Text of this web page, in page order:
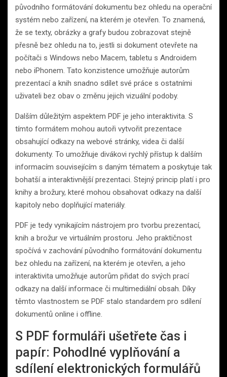
původního formátování dokumentu bez ohledu na operační
systém nebo zařízení, na kterém je otevřen. To znamená,
že se texty, obrázky a grafy budou zobrazovat stejně
přesně bez ohledu na to, jestli si dokument otevřete na
počítači s Windows nebo Macem, tabletu s Androidem
nebo iPhonem. Tato konzistence umožňuje autorům
prezentací a knih snadno sdílet své práce s ostatními
uživateli bez obav o změnu jejich vizuální podoby.
Dalším důležitým aspektem PDF je jeho interaktivita. S
tímto formátem mohou autoři vytvořit prezentace
obsahující odkazy na webové stránky, videa či další
dokumenty. To umožňuje divákovi rychlý přístup k dalším
informacím souvisejícím s daným tématem a poskytuje tak
bohatší a interaktivnější prezentaci. Stejný princip platí i pro
knihy a brožury, které mohou obsahovat odkazy na další
kapitoly nebo doplňující materiály.
PDF je tedy vynikajícím nástrojem pro tvorbu prezentací,
knih a brožur ve virtuálním prostoru. Jeho praktičnost
spočívá v zachování původního formátování dokumentu
bez ohledu na zařízení, na kterém je otevřen, a jeho
interaktivita umožňuje autorům přidat do svých prací
odkazy na další informace či multimediální obsah. Díky
těmto vlastnostem se PDF stalo standardem pro sdílení
dokumentů online i offline.
S PDF formuláři ušetřete čas i
papír: Pohodlné vyplňování a
sdílení elektronických formulářů